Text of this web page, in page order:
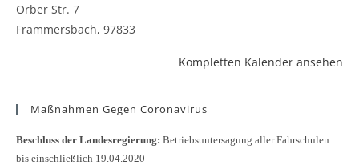
Orber Str. 7
Frammersbach, 97833
Kompletten Kalender ansehen
Maßnahmen Gegen Coronavirus
Beschluss der Landesregierung: Betriebsuntersagung aller Fahrschulen
bis einschließlich 19.04.2020